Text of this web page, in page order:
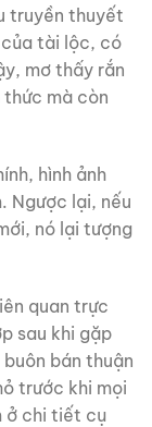
truyền thuyết
của tài lộc, có
mơ thấy rắn
mà còn
hình ảnh
Ngược lại, nếu
nó lại tượng
quan trực
sau khi gặp
bán thuận
trước khi mọi
ở chi tiết cụ